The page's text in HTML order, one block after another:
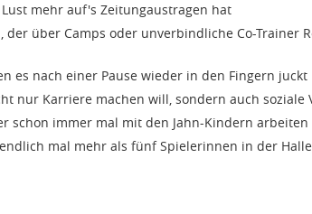
mehr auf's Zeitungaustragen hat
der über Camps oder unverbindliche Co-Trainer
es nach einer Pause wieder in den Fingern juckt
nur Karriere machen will, sondern auch
schon immer mal mit den Jahn-Kindern
mal mehr als fünf Spielerinnen in der